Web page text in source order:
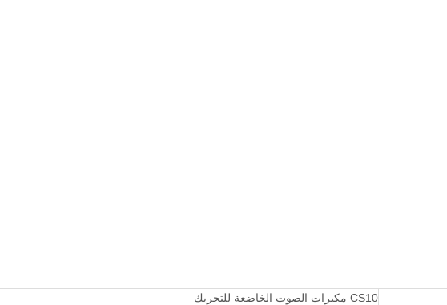
CS10 مكبرات الصوت الخاضعة للتحريك